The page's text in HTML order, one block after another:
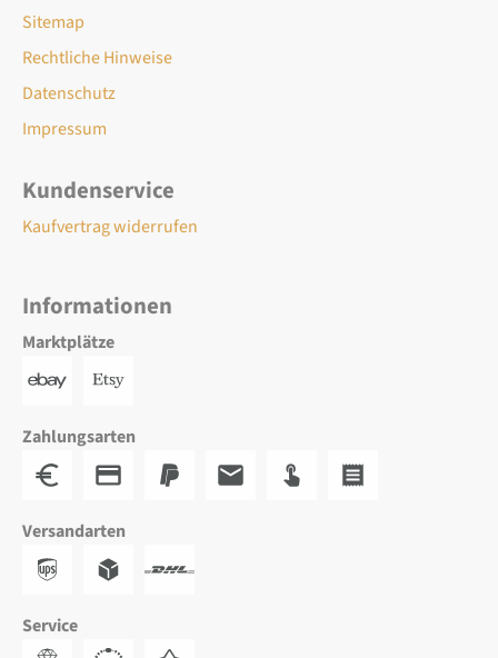
Sitemap
Rechtliche Hinweise
Datenschutz
Impressum
Kundenservice
Kaufvertrag widerrufen
Informationen
Marktplätze
Zahlungsarten
Versandarten
Service